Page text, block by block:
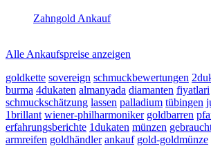
Zahngold Ankauf
Alle Ankaufspreise anzeigen
goldkette sovereign schmuckbewertungen
burma 4dukaten almanyada diamanten fiyatlari
schmuckschätzung lassen palladium tübingen
1brillant wiener-philharmoniker goldbarren
erfahrungsberichte 1dukaten münzen
armreifen goldhändler ankauf gold-goldmünze